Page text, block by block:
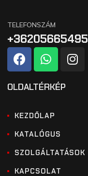
TELEFONSZÁM
+36205665495
OLDALTÉRKÉP
KEZDŐLAP
KATALÓGUS
SZOLGÁLTATÁSOK
KAPCSOLAT